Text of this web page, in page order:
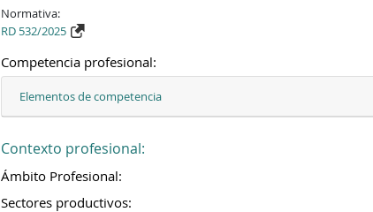
Normativa:
RD 532/2025
Competencia profesional:
Elementos de competencia
Contexto profesional:
Ámbito Profesional:
Sectores productivos: